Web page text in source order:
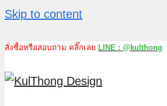
Skip to content
สั่งซื้อหรือสอบถาม คลิ๊กเลย LINE : @kulthong